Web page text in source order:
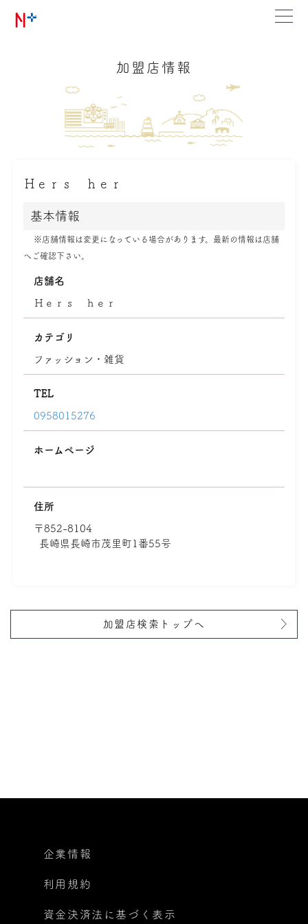
加盟店情報
Ｈｅｒｓ ｈｅｒ
基本情報
※店舗情報は変更になっている場合があります。最新の情報は店舗
へご確認下さい。
店舗名
Ｈｅｒｓ ｈｅｒ
カテゴリ
ファッション・雑貨
TEL
0958015276
ホームページ
住所
〒852-8104
長崎県長崎市茂里町1番55号
加盟店検索トップへ
企業情報
利用規約
資金決済法に基づく表示